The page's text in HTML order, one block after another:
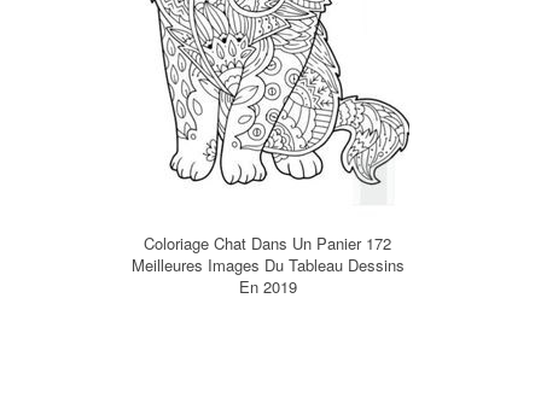
Coloriage Chat Dans Un Panier 172
Meilleures Images Du Tableau Dessins
En 2019